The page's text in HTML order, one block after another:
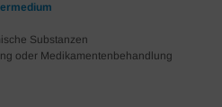
Substanzen
oder Medikamentenbehandlung